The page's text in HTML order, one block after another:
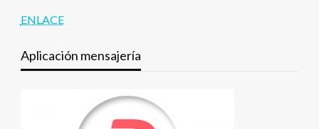
ENLACE
Aplicación mensajería